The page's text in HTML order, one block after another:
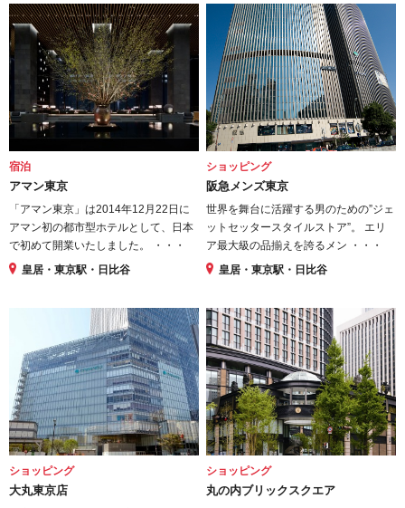
宿泊
アマン東京
「アマン東京」は2014年12月22日に
アマン初の都市型ホテルとして、日本
で初めて開業いたしました。 ・・・
皇居・東京駅・日比谷
ショッピング
阪急メンズ東京
世界を舞台に活躍する男のための”ジェ
ットセッタースタイルストア”。 エリ
ア最大級の品揃えを誇るメン ・・・
皇居・東京駅・日比谷
ショッピング
大丸東京店
ショッピング
丸の内ブリックスクエア